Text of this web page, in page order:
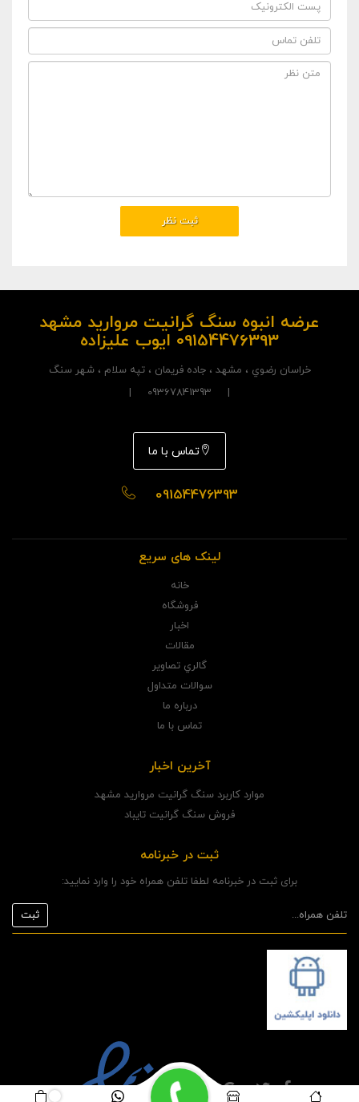
عرضه انبوه سنگ گرانیت مروارید مشهد
09154476393 ایوب علیزاده
خراسان رضوي ، مشهد ، جاده فريمان ، تپه سلام ، شهر سنگ
| 09367841393 |
تماس با ما
09154476393
لینک های سریع
خانه
فروشگاه
اخبار
مقالات
گالري تصاوير
سوالات متداول
درباره ما
تماس با ما
آخرین اخبار
موارد کاربرد سنگ گرانیت مروارید مشهد
فروش سنگ گرانیت تایباد
ثبت در خبرنامه
برای ثبت در خبرنامه لطفا تلفن همراه خود را وارد نمایید: